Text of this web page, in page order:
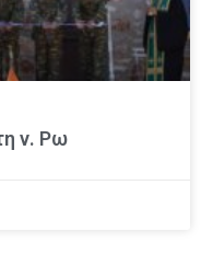
ν. Ρω